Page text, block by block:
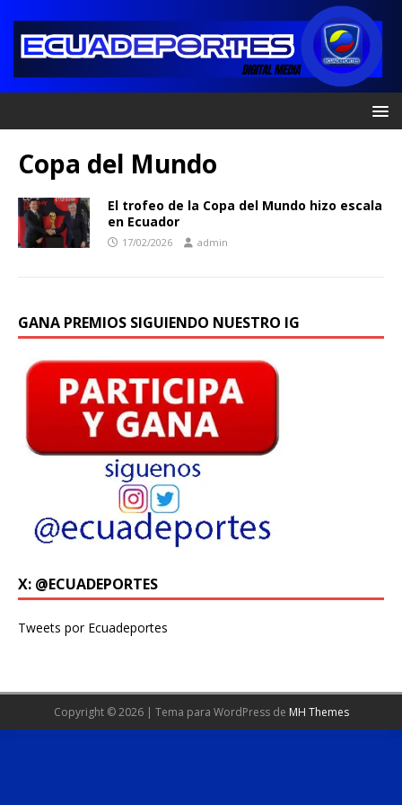
Copa del Mundo
El trofeo de la Copa del Mundo hizo escala
en Ecuador
17/02/2026 admin
GANA PREMIOS SIGUIENDO NUESTRO IG
X: @ECUADEPORTES
Tweets por Ecuadeportes
Copyright © 2026 | Tema para WordPress de MH Themes